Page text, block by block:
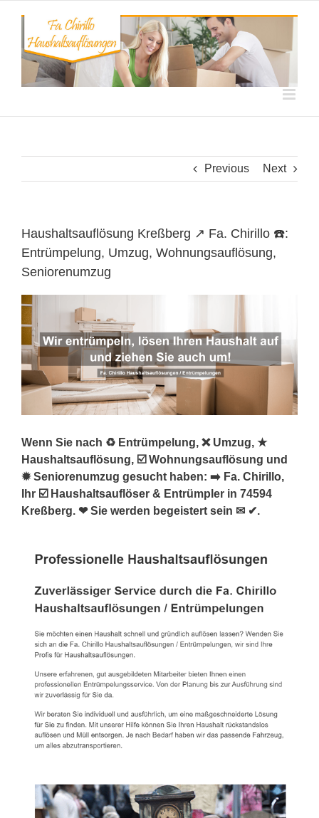
content
Previous Next
Haushaltsauflösung Kreßberg ↗️ Fa. Chirillo ☎️:
Entrümpelung, Umzug, Wohnungsauflösung,
Seniorenumzug
Wenn Sie nach ♻ Entrümpelung, ❌ Umzug, ★
Haushaltsauflösung, ☑️ Wohnungsauflösung und
✹ Seniorenumzug gesucht haben: ➡️ Fa. Chirillo,
Ihr ☑️ Haushaltsauflöser & Entrümpler in 74594
Kreßberg. ❤ Sie werden begeistert sein ✉ ✔.